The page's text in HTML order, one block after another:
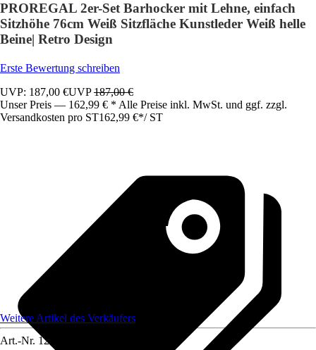
PROREGAL 2er-Set Barhocker mit Lehne, einfach
Sitzhöhe 76cm Weiß Sitzfläche Kunstleder Weiß helle
Beine| Retro Design
Erste Bewertung schreiben
UVP: 187,00 €UVP187,00 €
Unser Preis — 162,99 € * Alle Preise inkl. MwSt. und ggf. zzgl.
Versandkosten pro ST162,99 €*/ ST
Weitere Artikel des Verkäufers
Art.-Nr. 12585239